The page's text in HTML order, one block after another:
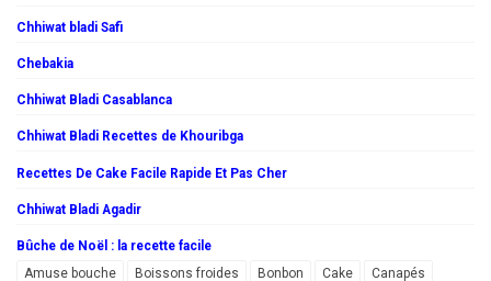
Chhiwat bladi Safi
Chebakia
Chhiwat Bladi Casablanca
Chhiwat Bladi Recettes de Khouribga
Recettes De Cake Facile Rapide Et Pas Cher
Chhiwat Bladi Agadir
Bûche de Noël : la recette facile
Amuse bouche
Boissons froides Bonbon Cake
Canapés